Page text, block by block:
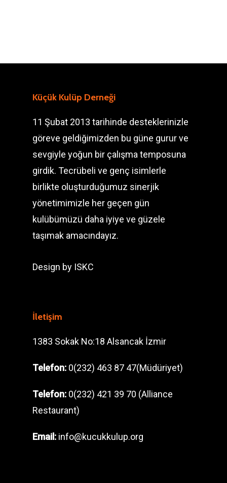
Küçük Kulüp Derneği
11 Şubat 2013 tarihinde desteklerinizle
göreve geldiğimizden bu güne gurur ve
sevgiyle yoğun bir çalışma temposuna
girdik. Tecrübeli ve genç isimlerle
birlikte oluşturduğumuz sinerjik
yönetimimizle her geçen gün
kulübümüzü daha iyiye ve güzele
taşımak amacındayız.
Design by ISKC
İletişim
1383 Sokak No:18 Alsancak İzmir
Telefon: 0(232) 463 87 47(Müdüriyet)
Telefon: 0(232) 421 39 70 (Alliance
Restaurant)
Email: info@kucukkulup.org